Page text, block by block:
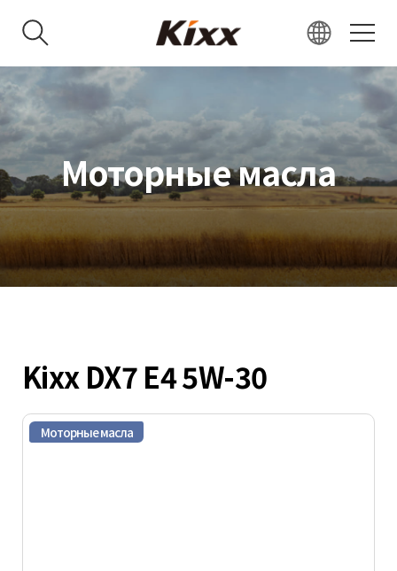
RU
VN
IN
JP
CN
Моторные масла
Kixx DX7 E4 5W-30
Моторные масла